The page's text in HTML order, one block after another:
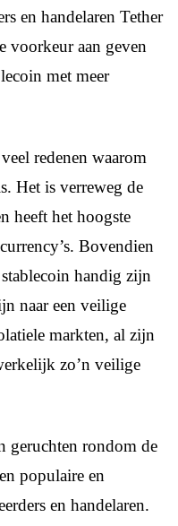
en handelaren Tether
voorkeur aan geven
met meer
redenen waarom
Het is verreweg de
heeft het hoogste
Bovendien
handig zijn
naar een veilige
markten, al zijn
zo’n veilige
geruchten rondom de
populaire en
en handelaren.